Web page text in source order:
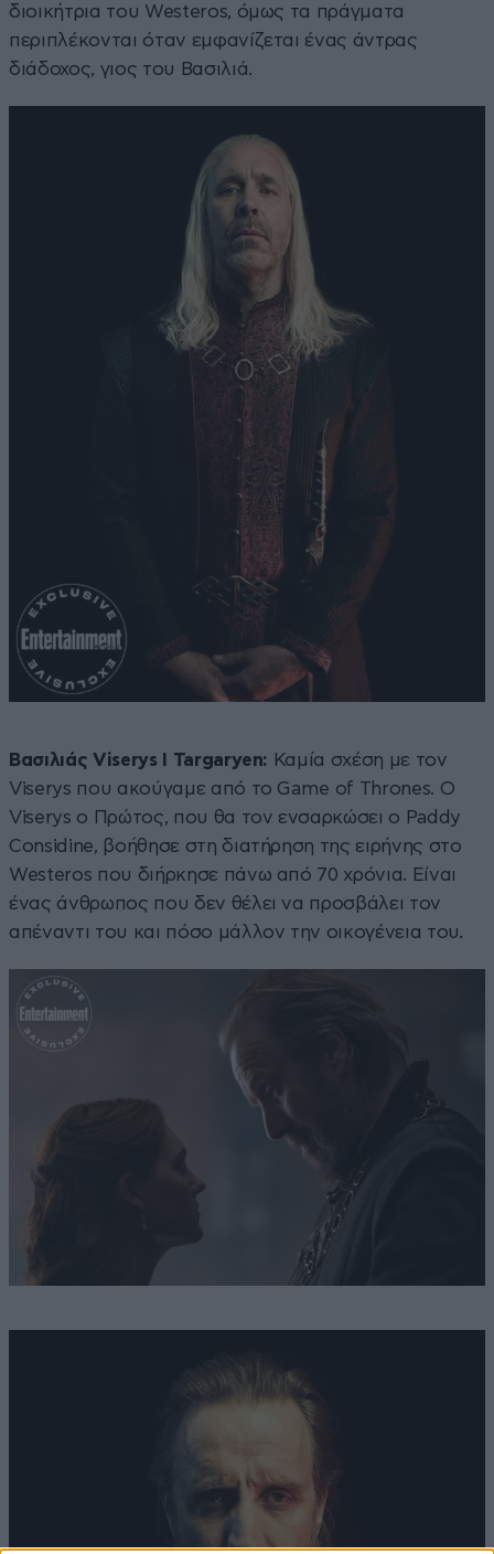
διοικήτρια του Westeros, όμως τα πράγματα
περιπλέκονται όταν εμφανίζεται ένας άντρας
διάδοχος, γιος του Βασιλιά.
Βασιλιάς Viserys I Targaryen: Καμία σχέση με τον
Viserys που ακούγαμε από το Game of Thrones. Ο
Viserys ο Πρώτος, που θα τον ενσαρκώσει ο Paddy
Considine, βοήθησε στη διατήρηση της ειρήνης στο
Westeros που διήρκησε πάνω από 70 χρόνια. Είναι
ένας άνθρωπος που δεν θέλει να προσβάλει τον
απέναντι του και πόσο μάλλον την οικογένεια του.